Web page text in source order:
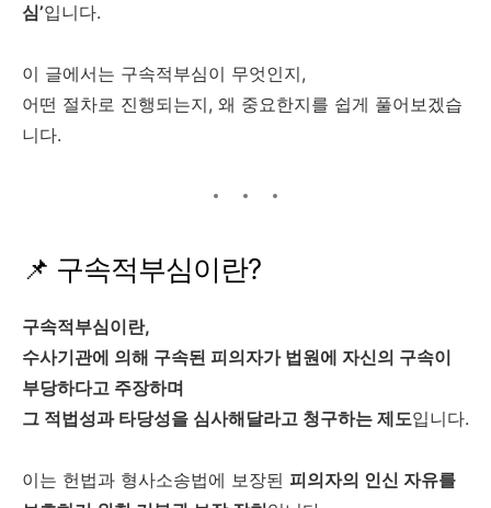
심’입니다.
이 글에서는 구속적부심이 무엇인지,
어떤 절차로 진행되는지, 왜 중요한지를 쉽게 풀어보겠습
니다.
📌 구속적부심이란?
구속적부심이란,
수사기관에 의해 구속된 피의자가 법원에 자신의 구속이
부당하다고 주장하며
그 적법성과 타당성을 심사해달라고 청구하는 제도입니다.
이는 헌법과 형사소송법에 보장된 피의자의 인신 자유를